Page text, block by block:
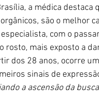
a médica
são o melhor
especialista, com o
rosto, mais exposto a
dos 28 anos, ocorre
sinais de
a ascensão da